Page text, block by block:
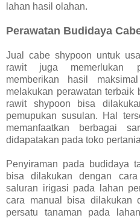
lahan hasil olahan.
Perawatan Budidaya
Jual cabe shypoon untuk
rawit juga memerlukan
memberikan hasil
melakukan perawatan terbaik
rawit shypoon bisa
pemupukan susulan. Hal
memanfaatkan berbagai
didapatakan pada toko
Penyiraman pada budidaya
bisa dilakukan dengan
saluran irigasi pada lahan
cara manual bisa dilakukan
persatu tanaman pada